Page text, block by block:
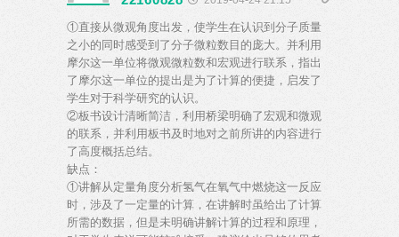
①直接从微观角度出发，使学生在认识到分子质量
之小的同时感受到了分子微粒数目的庞大。并利用
摩尔这一单位将微观微粒数和宏观进行联系，指出
了摩尔这一单位的提出是为了计算的便捷，启发了
学生对于科学研究的认识。
②板书设计清晰简洁，利用桥梁明确了宏观和微观
的联系，并利用板书及时地对之前所讲的内容进行
了高度概括总结。
缺点：
①讲解从定量角度分析氢气在氧气中燃烧这一反应
时，涉及了一定量的计算，在讲解时虽给出了计算
所需的数据，但是未明确讲解计算的过程和原理，